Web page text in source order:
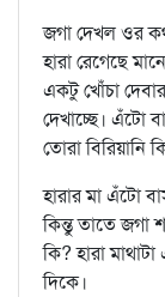
জগা দেখল ওর
হারা রেগেছে
একটু খোঁচা
দেখাচ্ছে। এঁটো
তোরা বিরিয়ানি
হারার মা এঁটো
কিন্তু তাতে জগা
কি? হারা
দিকে।